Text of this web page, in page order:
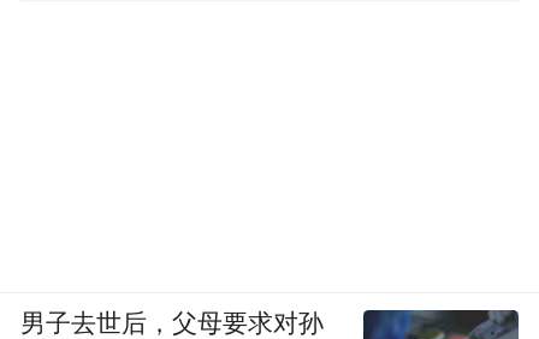
男子去世后，父母要求对孙